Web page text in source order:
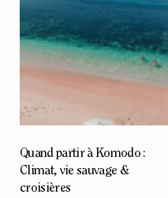
Quand partir à Komodo :
Climat, vie sauvage &
croisières